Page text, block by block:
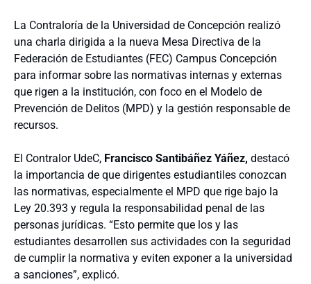
La Contraloría de la Universidad de Concepción realizó
una charla dirigida a la nueva Mesa Directiva de la
Federación de Estudiantes (FEC) Campus Concepción
para informar sobre las normativas internas y externas
que rigen a la institución, con foco en el Modelo de
Prevención de Delitos (MPD) y la gestión responsable de
recursos.
El Contralor UdeC, Francisco Santibáñez Yáñez, destacó
la importancia de que dirigentes estudiantiles conozcan
las normativas, especialmente el MPD que rige bajo la
Ley 20.393 y regula la responsabilidad penal de las
personas jurídicas. “Esto permite que los y las
estudiantes desarrollen sus actividades con la seguridad
de cumplir la normativa y eviten exponer a la universidad
a sanciones”, explicó.